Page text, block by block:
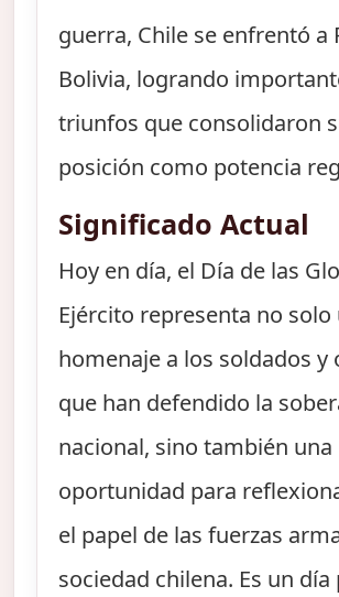
guerra, Chile se enfrentó a
Bolivia, logrando
triunfos que consolidaron
posición como potencia
Significado Actual
Hoy en día, el Día de las
Ejército representa no solo
homenaje a los soldados y
que han defendido la
nacional, sino también una
oportunidad para
el papel de las fuerzas
sociedad chilena. Es un día